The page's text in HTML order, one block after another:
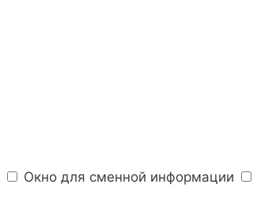
Окно для сменной информации